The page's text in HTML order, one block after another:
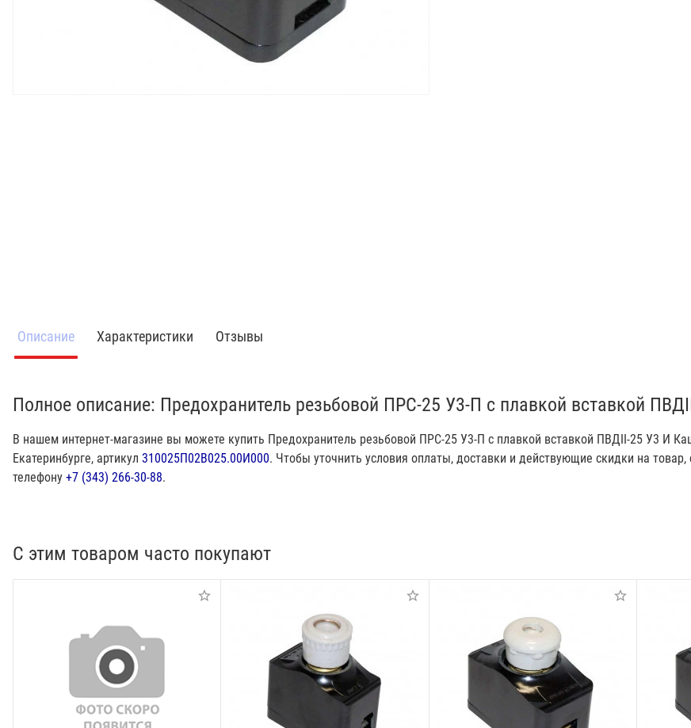
Описание Характеристики Отзывы
Полное описание: Предохранитель резьбовой ПРС-25 У3-П с плавкой вставкой
В нашем интернет-магазине вы можете купить Предохранитель резьбовой ПРС-25 У3-П с плавкой вставкой ПВДII-25 У3 И
Екатеринбурге, артикул 310025П02В025.00И000. Чтобы уточнить условия оплаты, доставки и действующие скидки на
телефону +7 (343) 266-30-88.
С этим товаром часто покупают